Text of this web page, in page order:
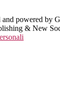
powered by
& New